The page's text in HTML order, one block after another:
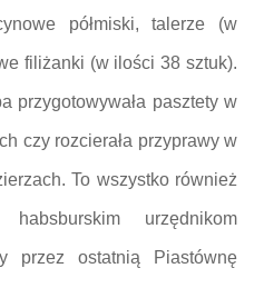
półmiski, talerze (w
filiżanki (w ilości 38 sztuk).
przygotowywała pasztety w
czy rozcierała przyprawy w
To wszystko również
urzędnikom
przez ostatnią Piastównę